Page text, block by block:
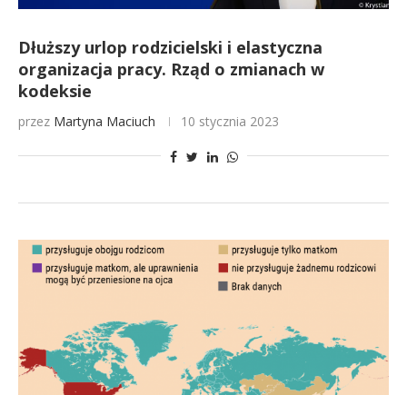
Dłuższy urlop rodzicielski i elastyczna
organizacja pracy. Rząd o zmianach w
kodeksie
przez Martyna Maciuch 10 stycznia 2023